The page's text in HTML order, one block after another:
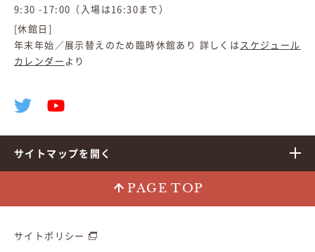
9:30 -17:00（入場は16:30まで）
[休館日]
年末年始／展示替えのため臨時休館あり 詳しくは スケジュール
カレンダーより
サイトマップを開く
PAGE TOP
サイトポリシー